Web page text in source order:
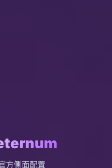
方侧面配置